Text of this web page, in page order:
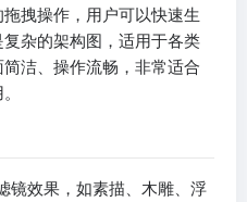
拽操作，用户可以快速生
杂的架构图，适用于各类
洁、操作流畅，非常适合
镜效果，如素描、木雕、浮